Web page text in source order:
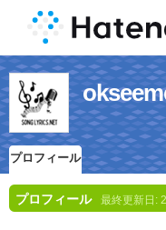
プロフィール
プロフィール 最終更新日: